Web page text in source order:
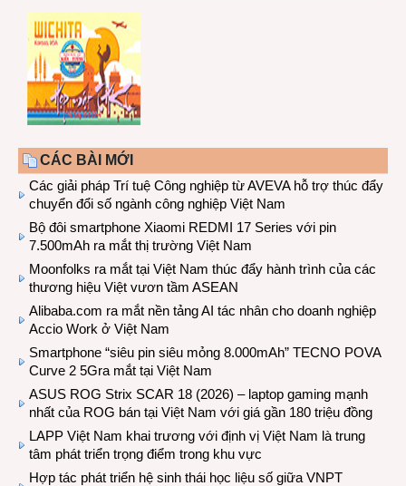
CÁC BÀI MỚI
Các giải pháp Trí tuệ Công nghiệp từ AVEVA hỗ trợ thúc đẩy
chuyển đổi số ngành công nghiệp Việt Nam
Bộ đôi smartphone Xiaomi REDMI 17 Series với pin
7.500mAh ra mắt thị trường Việt Nam
Moonfolks ra mắt tại Việt Nam thúc đẩy hành trình của các
thương hiệu Việt vươn tầm ASEAN
Alibaba.com ra mắt nền tảng AI tác nhân cho doanh nghiệp
Accio Work ở Việt Nam
Smartphone “siêu pin siêu mỏng 8.000mAh” TECNO POVA
Curve 2 5Gra mắt tại Việt Nam
ASUS ROG Strix SCAR 18 (2026) – laptop gaming mạnh
nhất của ROG bán tại Việt Nam với giá gần 180 triệu đồng
LAPP Việt Nam khai trương với định vị Việt Nam là trung
tâm phát triển trọng điểm trong khu vực
Hợp tác phát triển hệ sinh thái học liệu số giữa VNPT